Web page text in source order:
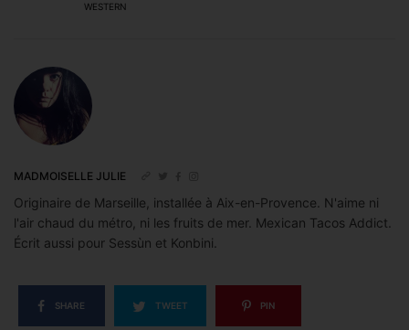
WESTERN
MADMOISELLE JULIE
Originaire de Marseille, installée à Aix-en-Provence. N'aime ni
l'air chaud du métro, ni les fruits de mer. Mexican Tacos Addict.
Écrit aussi pour Sessùn et Konbini.
SHARE TWEET PIN